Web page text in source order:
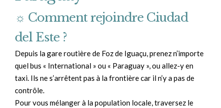
☼ Comment rejoindre Ciudad
del Este ?
Depuis la gare routière de Foz de Iguaçu, prenez n’importe
quel bus « International » ou « Paraguay », ou allez-y en
taxi. Ils ne s’arrêtent pas à la frontière car il n’y a pas de
contrôle.
Pour vous mélanger à la population locale, traversez le